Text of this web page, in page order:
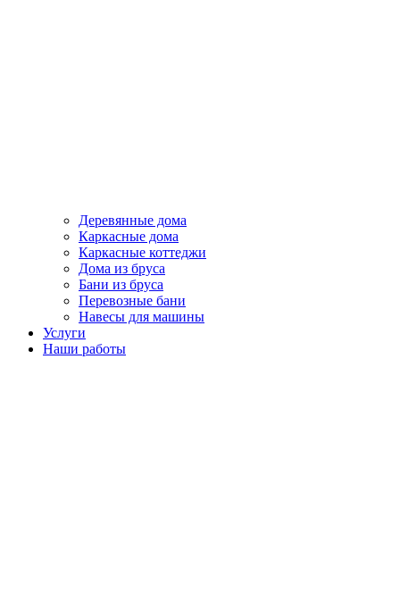
Деревянные дома
Каркасные дома
Каркасные коттеджи
Дома из бруса
Бани из бруса
Перевозные бани
Навесы для машины
Услуги
Наши работы